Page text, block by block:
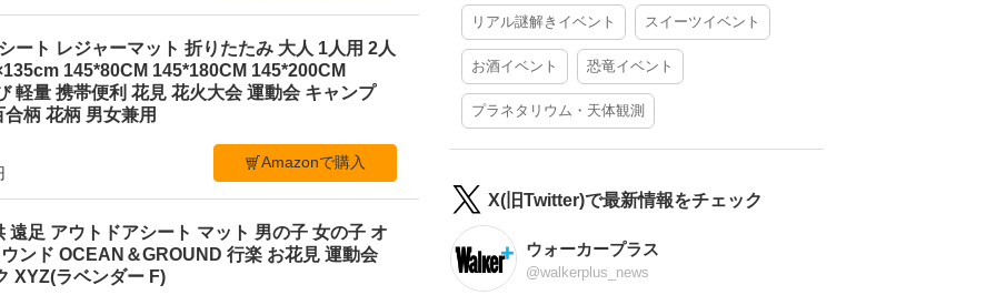
ート レジャーマット 折りたたみ 大人 1人用 2人
145*80CM 145*180CM 145*200CM
軽量 携帯便利 花見 花火大会 運動会 キャンプ
柄 花柄 男女兼用
Amazonで購入
遠足 アウトドアシート マット 男の子 女の子 オ
ンド OCEAN＆GROUND 行楽 お花見 運動会
XYZ(ラベンダー F)
リアル謎解きイベント スイーツイベント
お酒イベント 恐竜イベント
プラネタリウム・天体観測
X(旧Twitter)で最新情報をチェック
ウォーカープラス
@walkerplus_news